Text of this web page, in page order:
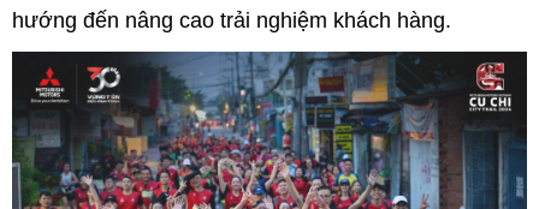
hướng đến nâng cao trải nghiệm khách hàng.